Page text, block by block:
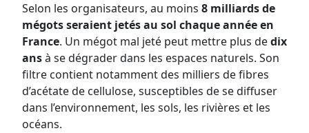
Selon les organisateurs, au moins 8 milliards de
mégots seraient jetés au sol chaque année en
France. Un mégot mal jeté peut mettre plus dedix
ansà se dégrader dans les espaces naturels. Son
filtre contient notamment des milliers de fibres
d’acétate de cellulose, susceptibles de se diffuser
dans l’environnement, les sols, les rivières et les
océans.